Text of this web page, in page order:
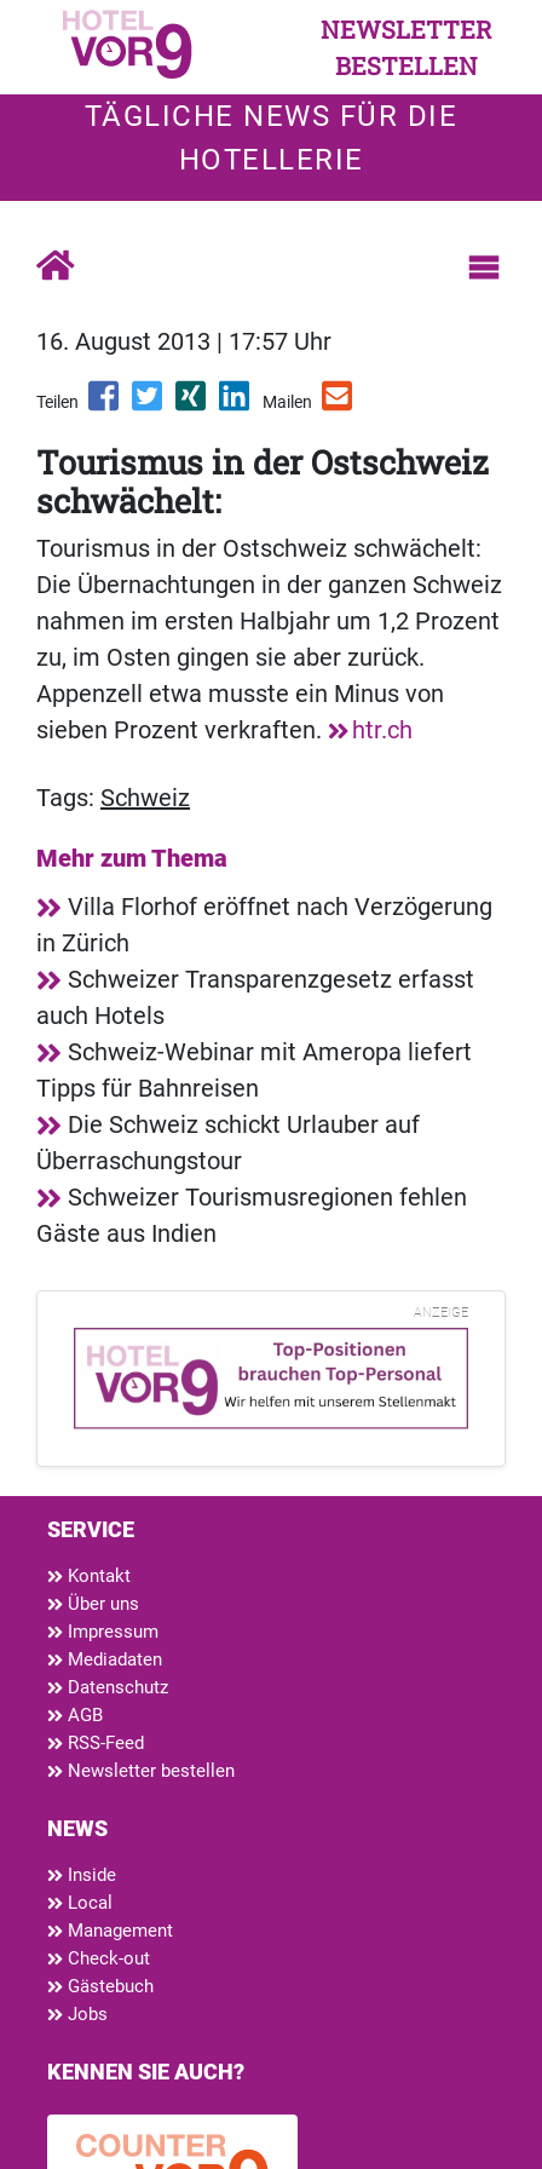
NEWSLETTER
BESTELLEN
TÄGLICHE NEWS FÜR DIE
HOTELLERIE
16. August 2013 | 17:57 Uhr
Teilen Mailen
Tourismus in der Ostschweiz
schwächelt:
Tourismus in der Ostschweiz schwächelt:
Die Übernachtungen in der ganzen Schweiz
nahmen im ersten Halbjahr um 1,2 Prozent
zu, im Osten gingen sie aber zurück.
Appenzell etwa musste ein Minus von
sieben Prozent verkraften.
htr.ch
Tags: Schweiz
Mehr zum Thema
Villa Florhof eröffnet nach Verzögerung
in Zürich
Schweizer Transparenzgesetz erfasst
auch Hotels
Schweiz-Webinar mit Ameropa liefert
Tipps für Bahnreisen
Die Schweiz schickt Urlauber auf
Überraschungstour
Schweizer Tourismusregionen fehlen
Gäste aus Indien
ANZEIGE
SERVICE
Kontakt
Über uns
Impressum
Mediadaten
Datenschutz
AGB
RSS-Feed
Newsletter bestellen
NEWS
Inside
Local
Management
Check-out
Gästebuch
Jobs
KENNEN SIE AUCH?